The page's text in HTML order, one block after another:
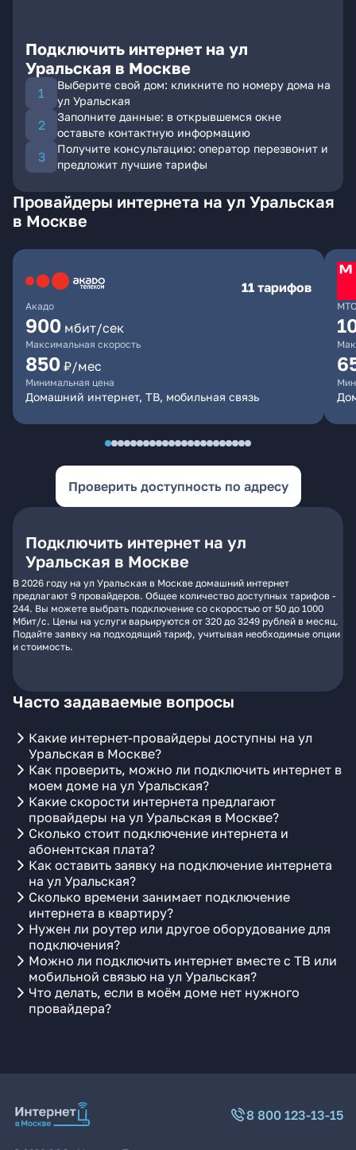
Подключить интернет на ул
Уральская в Москве
Выберите свой дом: кликните по номеру дома на
ул Уральская
Заполните данные: в открывшемся окне
оставьте контактную информацию
Получите консультацию: оператор перезвонит и
предложит лучшие тарифы
Провайдеры интернета на ул Уральская
в Москве
Акадо
11 тарифов
900 мбит/сек
Максимальная скорость
850 ₽/мес
Минимальная цена
Домашний интернет, ТВ, мобильная связь
МТС
Проверить доступность по адресу
Подключить интернет на ул
Уральская в Москве
В 2026 году на ул Уральская в Москве домашний интернет
предлагают 9 провайдеров. Общее количество доступных тарифов -
244. Вы можете выбрать подключение со скоростью от 50 до 1000
Мбит/с. Цены на услуги варьируются от 320 до 3249 рублей в месяц.
Подайте заявку на подходящий тариф, учитывая необходимые опции
и стоимость.
Часто задаваемые вопросы
Какие интернет-провайдеры доступны на ул
Уральская в Москве?
Как проверить, можно ли подключить интернет в
моем доме на ул Уральская?
Какие скорости интернета предлагают
провайдеры на ул Уральская в Москве?
Сколько стоит подключение интернета и
абонентская плата?
Как оставить заявку на подключение интернета
на ул Уральская?
Сколько времени занимает подключение
интернета в квартиру?
Нужен ли роутер или другое оборудование для
подключения?
Можно ли подключить интернет вместе с ТВ или
мобильной связью на ул Уральская?
Что делать, если в моём доме нет нужного
провайдера?
8 800 123-13-15